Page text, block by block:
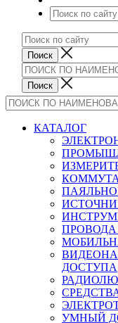
КАТАЛОГ
ДОСТУПА
УМНЫЙ